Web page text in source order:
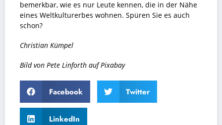
bemerkbar, wie es nur Leute kennen, die in der Nähe
eines Weltkulturerbes wohnen. Spüren Sie es auch
schon?
Christian Kümpel
Bild von Pete Linforth aufPixabay
Facebook Twitter
LinkedIn